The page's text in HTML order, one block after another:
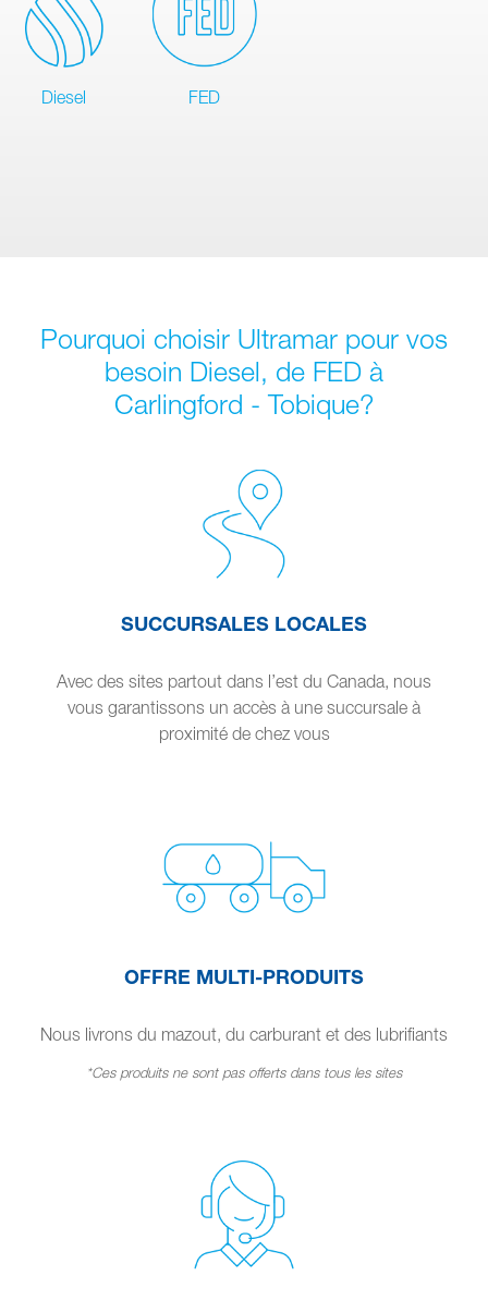
Diesel FED
Pourquoi choisir Ultramar pour vos
besoin Diesel, de FED à
Carlingford - Tobique?
SUCCURSALES LOCALES
Avec des sites partout dans l’est du Canada, nous
vous garantissons un accès à une succursale à
proximité de chez vous
OFFRE MULTI-PRODUITS
Nous livrons du mazout, du carburant et des lubrifiants
*Ces produits ne sont pas offerts dans tous les sites